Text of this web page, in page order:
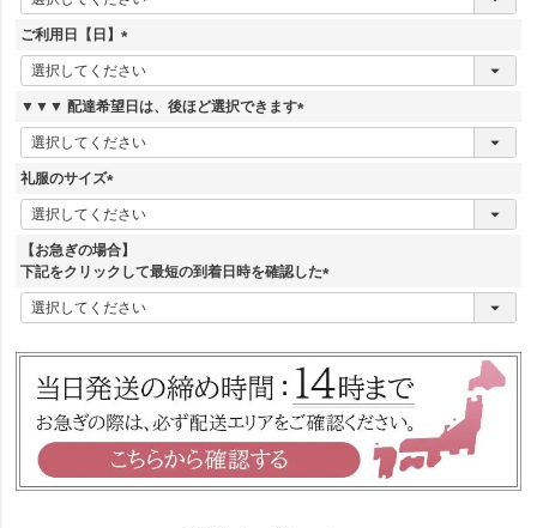
必
須
)
ご利用日【日】
(
必
須
)
▼▼▼ 配達希望日は、後ほど選択できます
(
必
)
礼服のサイズ
(
必
須
)
【お急ぎの場合】
下記をクリックして最短の到着日時を確認した
(
必
)